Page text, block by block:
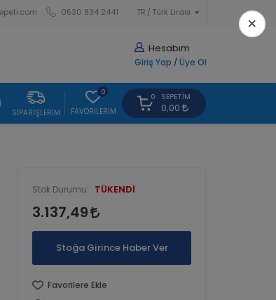
TR Türk Lirası
0530 834 2441
Hesabım
Giriş Yap / Üye Ol
SIPARIŞLERIM
0
FAVORILERIM
0 SEPETIM
0,00
Stok Durumu: TÜKENDİ
3.137,49
Stoğa Girince Haber Ver
Favorilere Ekle
×